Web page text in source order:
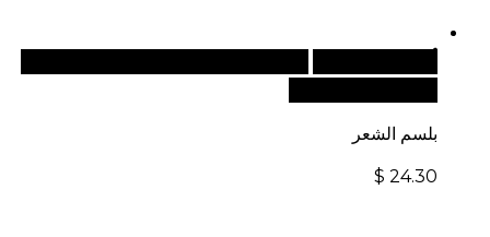
بلسم الشعر
$ 24.30